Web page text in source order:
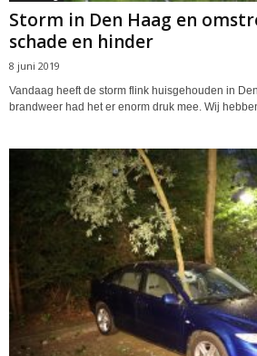
Storm in Den Haag en
schade en hinder
8 juni 2019
Vandaag heeft de storm flink huisgehouden in
brandweer had het er enorm druk mee. Wij